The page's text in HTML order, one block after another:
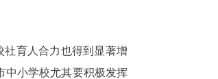
育人合力也得到显著增
中小学校尤其要积极发挥